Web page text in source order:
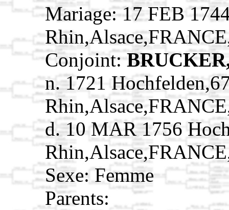
Mariage: 17 FEB
Conjoint:
n. 1721
d. 10 MAR 1756
Sexe: Femme
Parents: